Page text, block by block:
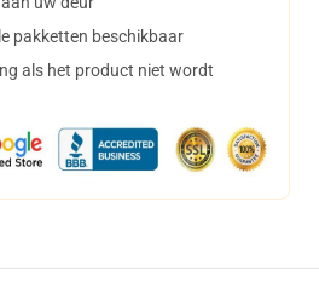
pakketten beschikbaar
als het product niet wordt